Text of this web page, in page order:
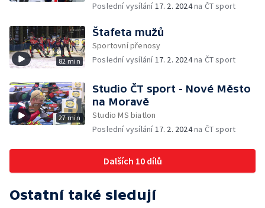
Poslední vysílání17. 2. 2024na ČT sport
82 min
Štafeta mužů
Sportovní přenosy
Poslední vysílání17. 2. 2024na ČT sport
27 min
Studio ČT sport - Nové Město
na Moravě
Studio MS biatlon
Poslední vysílání17. 2. 2024na ČT sport
Dalších 10 dílů
Ostatní také sledují